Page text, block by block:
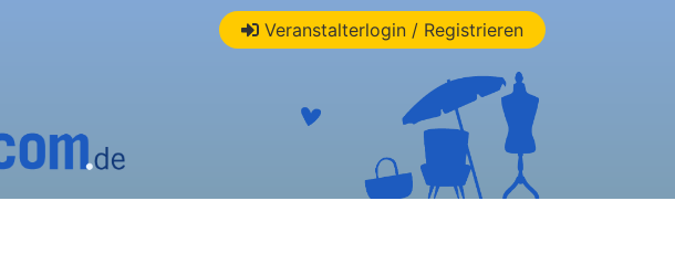
Veranstalterlogin / Registrieren